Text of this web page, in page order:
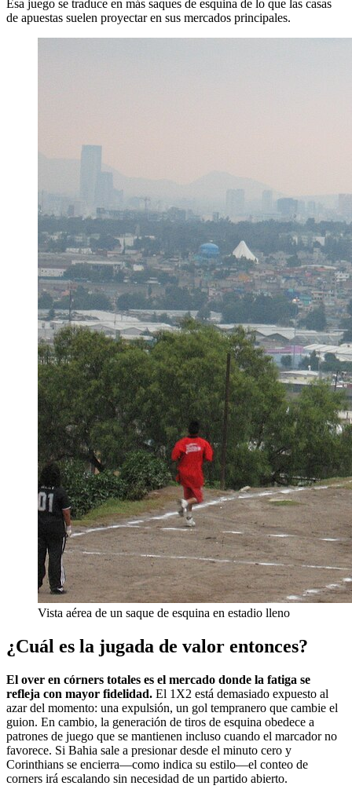
Esa juego se traduce en más saques de esquina de lo que las casas
de apuestas suelen proyectar en sus mercados principales.
Vista aérea de un saque de esquina en estadio lleno
¿Cuál es la jugada de valor entonces?
El over en córners totales es el mercado donde la fatiga se
refleja con mayor fidelidad. El 1X2 está demasiado expuesto al
azar del momento: una expulsión, un gol tempranero que cambie el
guion. En cambio, la generación de tiros de esquina obedece a
patrones de juego que se mantienen incluso cuando el marcador no
favorece. Si Bahia sale a presionar desde el minuto cero y
Corinthians se encierra—como indica su estilo—el conteo de
corners irá escalando sin necesidad de un partido abierto.